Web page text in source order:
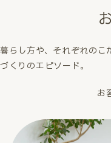
暮らし方や、それぞれのこ
づくりのエピソード。
お